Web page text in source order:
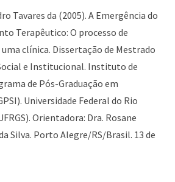
Tavares da (2005). A Emergência do
Terapêutico: O processo de
clínica. Dissertação de Mestrado
e Institucional. Instituto de
de Pós-Graduação em
Universidade Federal do Rio
Orientadora: Dra. Rosane
Silva. Porto Alegre/RS/Brasil. 13 de